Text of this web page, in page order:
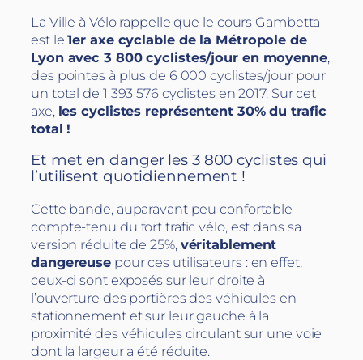
La Ville à Vélo rappelle que le cours Gambetta
est le1er axe cyclable de la Métropole de
Lyon avec 3 800 cyclistes/jour en moyenne,
des pointes à plus de 6 000 cyclistes/jour pour
un total de 1 393 576 cyclistes en 2017. Sur cet
axe, les cyclistes représentent 30% du trafic
total !
Et met en danger les 3 800 cyclistes qui
l’utilisent quotidiennement !
Cette bande, auparavant peu confortable
compte-tenu du fort trafic vélo, est dans sa
version réduite de 25%, véritablement
dangereuse pour ces utilisateurs : en effet,
ceux-ci sont exposés sur leur droite à
l’ouverture des portières des véhicules en
stationnement et sur leur gauche à la
proximité des véhicules circulant sur une voie
dont la largeur a été réduite.